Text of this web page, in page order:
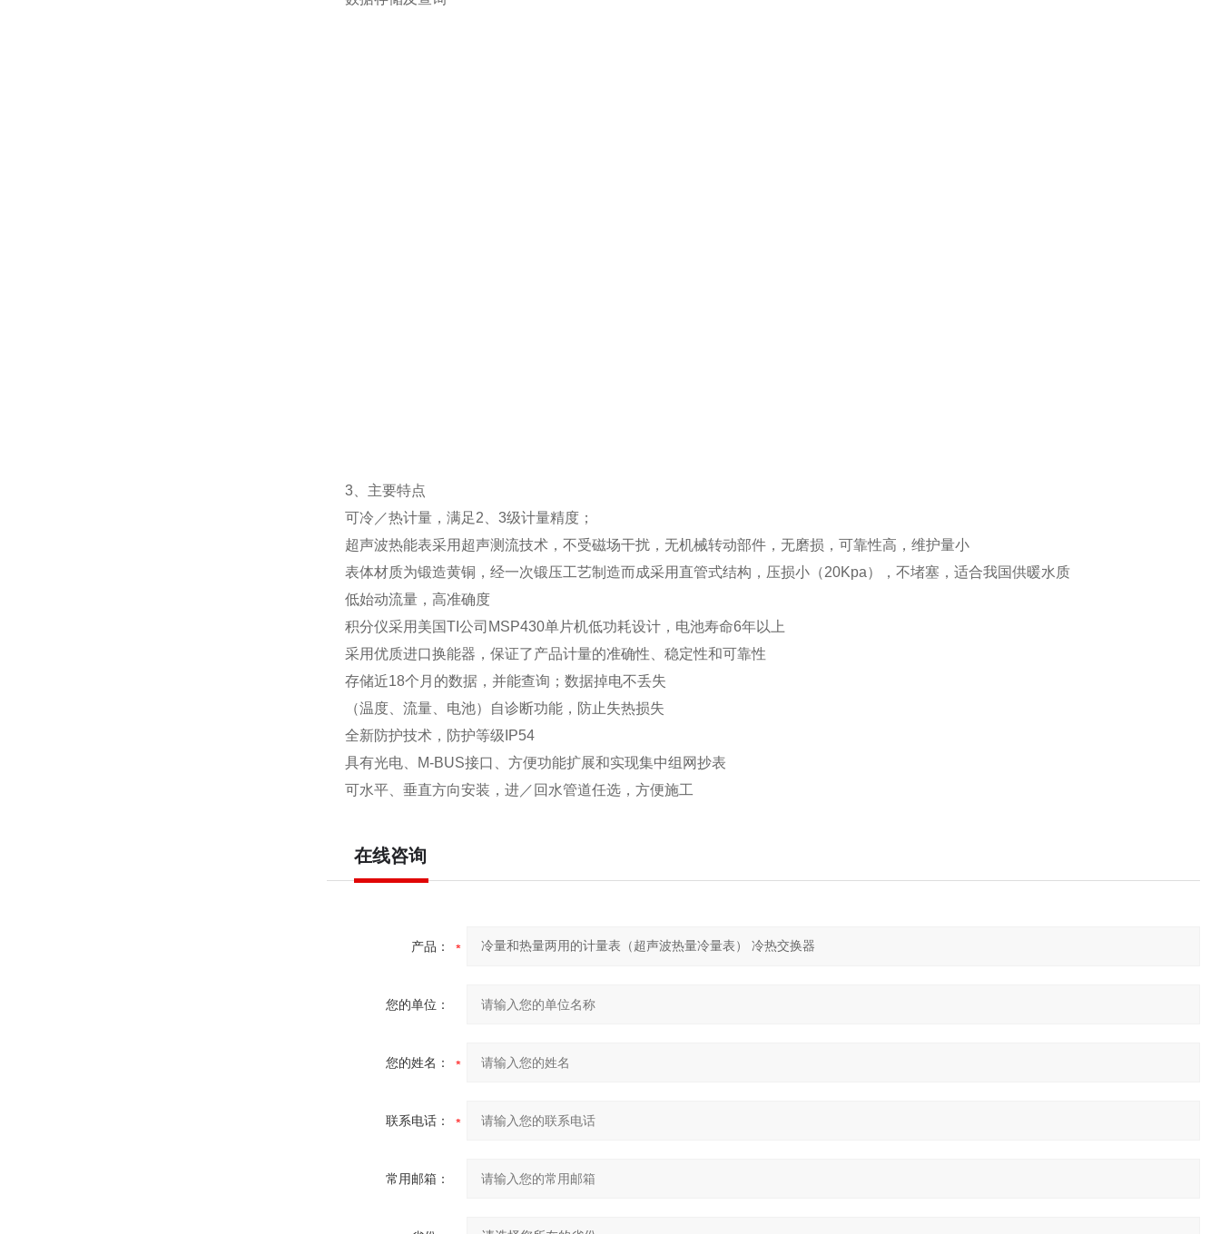
3、主要特点
可冷／热计量，满足2、3级计量精度；
超声波热能表采用超声测流技术，不受磁场干扰，无机械转动部件，无磨损，可靠性高，维护量小
表体材质为锻造黄铜，经一次锻压工艺制造而成采用直管式结构，压损小（20Kpa），不堵塞，适合我国供暖水质
低始动流量，高准确度
积分仪采用美国TI公司MSP430单片机低功耗设计，电池寿命6年以上
采用优质进口换能器，保证了产品计量的准确性、稳定性和可靠性
存储近18个月的数据，并能查询；数据掉电不丢失
（温度、流量、电池）自诊断功能，防止失热损失
全新防护技术，防护等级IP54
具有光电、M-BUS接口、方便功能扩展和实现集中组网抄表
可水平、垂直方向安装，进／回水管道任选，方便施工
在线咨询
产品：
您的单位：
您的姓名：
联系电话：
常用邮箱：